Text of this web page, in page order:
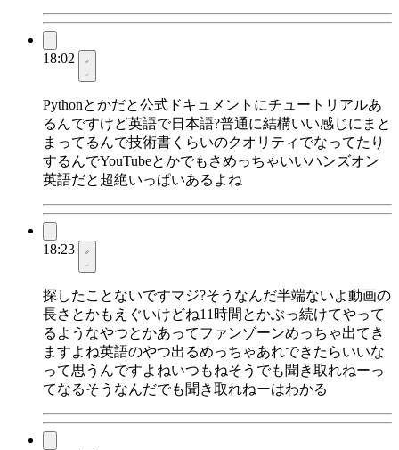
18:02
Pythonとかだと公式ドキュメントにチュートリアルあ
るんですけど英語で日本語?普通に結構いい感じにまと
まってるんで技術書くらいのクオリティでなってたり
するんでYouTubeとかでもさめっちゃいいハンズオン
英語だと超絶いっぱいあるよね
18:23
探したことないですマジ?そうなんだ半端ないよ動画の
長さとかもえぐいけどね11時間とかぶっ続けてやって
るようなやつとかあってファンゾーンめっちゃ出てき
ますよね英語のやつ出るめっちゃあれできたらいいな
って思うんですよねいつもねそうでも聞き取れねーっ
てなるそうなんだでも聞き取れねーはわかる